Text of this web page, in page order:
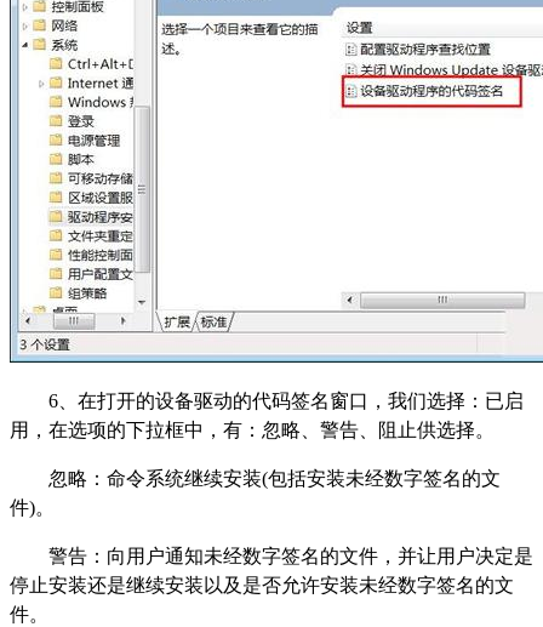
6、在打开的设备驱动的代码签名窗口，我们选择：已启
用，在选项的下拉框中，有：忽略、警告、阻止供选择。
忽略：命令系统继续安装(包括安装未经数字签名的文
件)。
警告：向用户通知未经数字签名的文件，并让用户决定是
停止安装还是继续安装以及是否允许安装未经数字签名的文
件。